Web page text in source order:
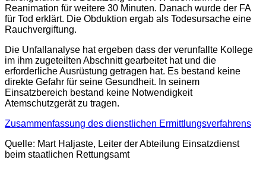
Reanimation für weitere 30 Minuten. Danach wurde der FA
für Tod erklärt. Die Obduktion ergab als Todesursache eine
Rauchvergiftung.
Die Unfallanalyse hat ergeben dass der verunfallte Kollege
im ihm zugeteilten Abschnitt gearbeitet hat und die
erforderliche Ausrüstung getragen hat. Es bestand keine
direkte Gefahr für seine Gesundheit. In seinem
Einsatzbereich bestand keine Notwendigkeit
Atemschutzgerät zu tragen.
Zusammenfassung des dienstlichen Ermittlungsverfahrens
Quelle: Mart Haljaste, Leiter der Abteilung Einsatzdienst
beim staatlichen Rettungsamt